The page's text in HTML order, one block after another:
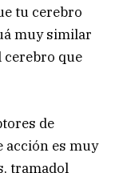
tu cerebro
muy similar
cerebro que
de
acción es muy
tramadol